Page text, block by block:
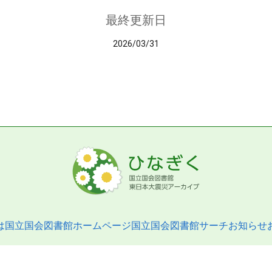
最終更新日
2026/03/31
国立国会図書館ホームページ国立国会図書館サーチお知らせ